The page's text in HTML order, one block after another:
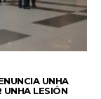
UNHA
LESIÓN